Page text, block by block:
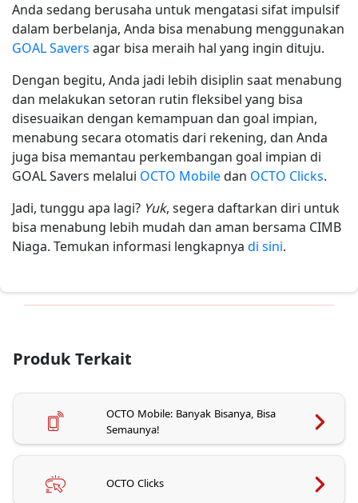
Anda sedang berusaha untuk mengatasi sifat impulsif
dalam berbelanja, Anda bisa menabung menggunakan
GOAL Savers agar bisa meraih hal yang ingin dituju.
Dengan begitu, Anda jadi lebih disiplin saat menabung
dan melakukan setoran rutin fleksibel yang bisa
disesuaikan dengan kemampuan dan goal impian,
menabung secara otomatis dari rekening, dan Anda
juga bisa memantau perkembangan goal impian di
GOAL Savers melalui OCTO Mobiledan OCTO Clicks.
Jadi, tunggu apa lagi? Yuk, segera daftarkan diri untuk
bisa menabung lebih mudah dan aman bersama CIMB
Niaga. Temukan informasi lengkapnya di sini.
Produk Terkait
OCTO Mobile: Banyak Bisanya, Bisa
Semaunya!
OCTO Clicks